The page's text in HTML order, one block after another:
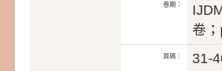
卷期：
卷
頁碼： 31-